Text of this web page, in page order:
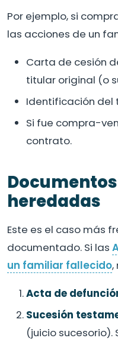
Por ejemplo, si
las acciones de un
Carta de cesión
titular original (o
Identificación del
Si fue compra-
contrato.
heredadas
Este es el caso más
documentado. Si las
un familiar fallecido,
Acta de
Sucesión
(juicio sucesorio).